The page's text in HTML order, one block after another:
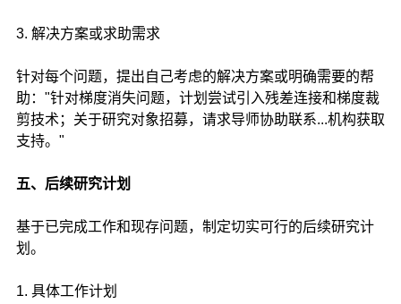
3. 解决方案或求助需求
针对每个问题，提出自己考虑的解决方案或明确需要的帮
助："针对梯度消失问题，计划尝试引入残差连接和梯度裁
剪技术；关于研究对象招募，请求导师协助联系...机构获取
支持。"
五、后续研究计划
基于已完成工作和现存问题，制定切实可行的后续研究计
划。
1. 具体工作计划